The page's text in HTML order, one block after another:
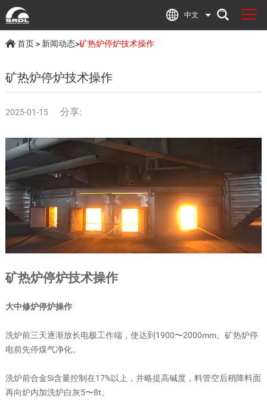
中文
首页> 新闻动态>矿热炉停炉技术操作
矿热炉停炉技术操作
2025-01-15 分享:
矿热炉停炉技术操作
大中修炉停炉操作
洗炉前三天逐渐放长电极工作端，使达到1900〜2000mm。矿热炉停
电前先停煤气净化。
洗炉前合金Si含量控制在17%以上，并略提高碱度，料管空后稍降料面
再向炉内加洗炉白灰5〜8t。